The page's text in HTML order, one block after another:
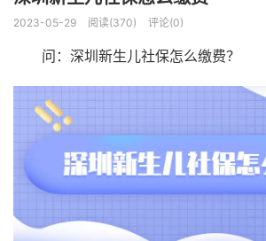
2023-05-29 阅读(370) 评论(0)
问：深圳新生儿社保怎么缴费？